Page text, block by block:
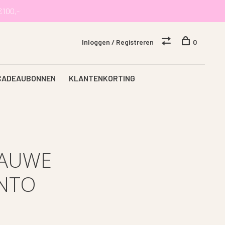
KLANTENKORTING
Inloggen / Registreren 0